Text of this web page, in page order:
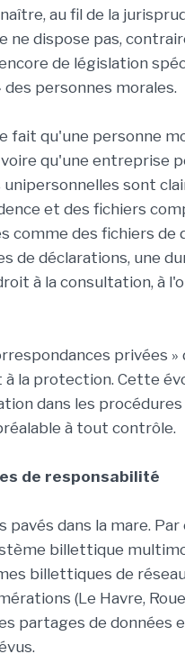
au fil de la
ne dispose pas,
de législation
personnes morales.
fait qu'une personne
qu'une entreprise
sont
et des fichiers
comme des fichiers de
de déclarations, une
à la consultation, à
privées
la protection. Cette
dans les procédures
à tout contrôle.
de responsabilité
dans la mare. Par
billettique
billettiques de
(Le Havre,
partages de données